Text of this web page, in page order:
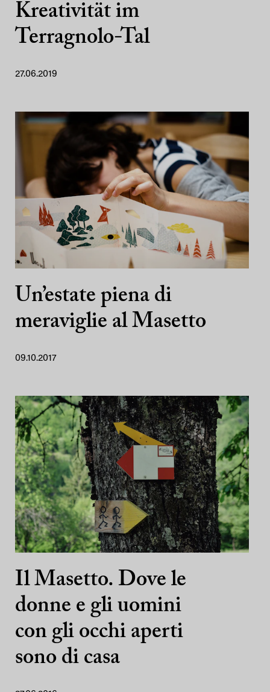
Kreativität im
Terragnolo-Tal
27.06.2019
Un’estate piena di
meraviglie al Masetto
09.10.2017
Il Masetto. Dove le
donne e gli uomini
con gli occhi aperti
sono di casa